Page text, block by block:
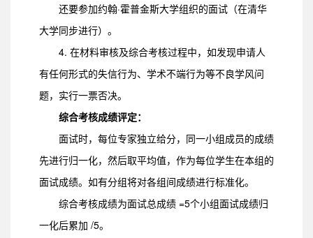
还要参加约翰·霍普金斯大学组织的面试（在清华
大学同步进行）。
4. 在材料审核及综合考核过程中，如发现申请人
有任何形式的失信行为、学术不端行为等不良学风问
题，实行一票否决。
综合考核成绩评定：
面试时，每位专家独立给分，同一小组成员的成绩
先进行归一化，然后取平均值，作为每位学生在本组的
面试成绩。如有分组将对各组间成绩进行标准化。
综合考核成绩为面试总成绩 =5个小组面试成绩归
一化后累加 /5。